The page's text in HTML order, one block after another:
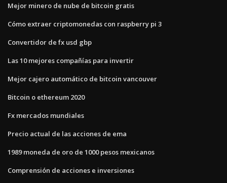
Mejor minero de nube de bitcoin gratis
Cómo extraer criptomonedas con raspberry pi 3
Convertidor de fx usd gbp
Las 10 mejores compañías para invertir
Mejor cajero automático de bitcoin vancouver
Bitcoin o ethereum 2020
Fx mercados mundiales
Precio actual de las acciones de ema
1989 moneda de oro de 1000 pesos mexicanos
Comprensión de acciones e inversiones